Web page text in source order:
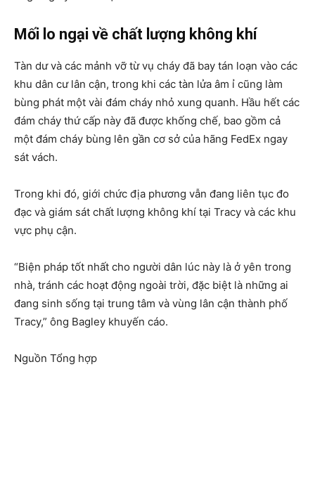
Mối lo ngại về chất lượng không khí
Tàn dư và các mảnh vỡ từ vụ cháy đã bay tán loạn vào các
khu dân cư lân cận, trong khi các tàn lửa âm ỉ cũng làm
bùng phát một vài đám cháy nhỏ xung quanh. Hầu hết các
đám cháy thứ cấp này đã được khống chế, bao gồm cả
một đám cháy bùng lên gần cơ sở của hãng FedEx ngay
sát vách.
Trong khi đó, giới chức địa phương vẫn đang liên tục đo
đạc và giám sát chất lượng không khí tại Tracy và các khu
vực phụ cận.
“Biện pháp tốt nhất cho người dân lúc này là ở yên trong
nhà, tránh các hoạt động ngoài trời, đặc biệt là những ai
đang sinh sống tại trung tâm và vùng lân cận thành phố
Tracy,” ông Bagley khuyến cáo.
Nguồn Tổng hợp